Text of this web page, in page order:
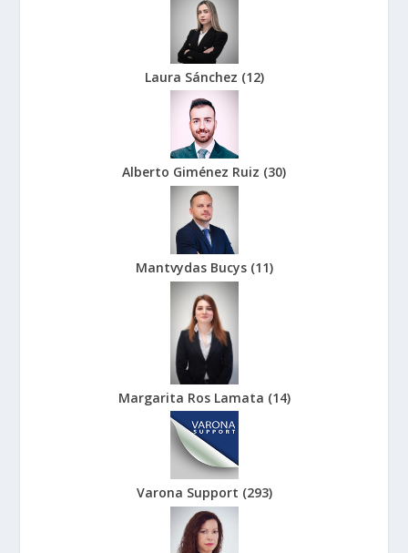
Laura Sánchez (12)
Alberto Giménez Ruiz (30)
Mantvydas Bucys (11)
Margarita Ros Lamata (14)
Varona Support (293)